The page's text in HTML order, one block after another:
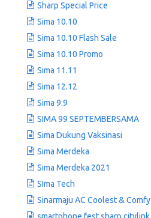
Sharp Special Price
Sima 10.10
Sima 10.10 Flash Sale
Sima 10.10 Promo
Sima 11.11
Sima 12.12
Sima 9.9
SIMA 99 SEPTEMBERSAMA
Sima Dukung Vaksinasi
Sima Merdeka
Sima Merdeka 2021
SIma Tech
Sinarmaju AC Coolest & Comfy